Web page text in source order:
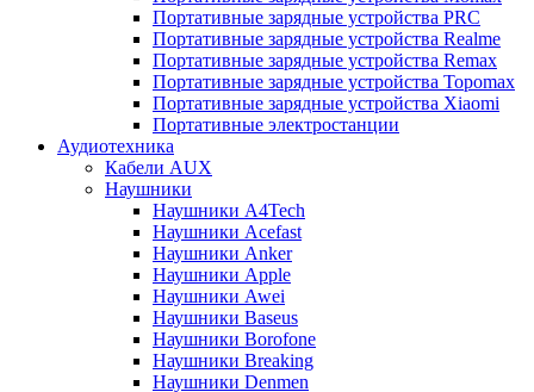
Портативные зарядные устройства PRC
Портативные зарядные устройства Realme
Портативные зарядные устройства Remax
Портативные зарядные устройства Topomax
Портативные зарядные устройства Xiaomi
Портативные электростанции
Аудиотехника
Кабели AUX
Наушники
Наушники A4Tech
Наушники Acefast
Наушники Anker
Наушники Apple
Наушники Awei
Наушники Baseus
Наушники Borofone
Наушники Breaking
Наушники Denmen